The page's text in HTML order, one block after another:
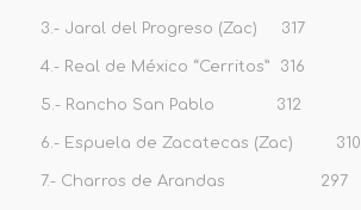
3.- Jaral del Progreso (Zac) 317
4.- Real de México “Cerritos” 316
5.- Rancho San Pablo 312
6.- Espuela de Zacatecas (Zac) 310
7.- Charros de Arandas 297